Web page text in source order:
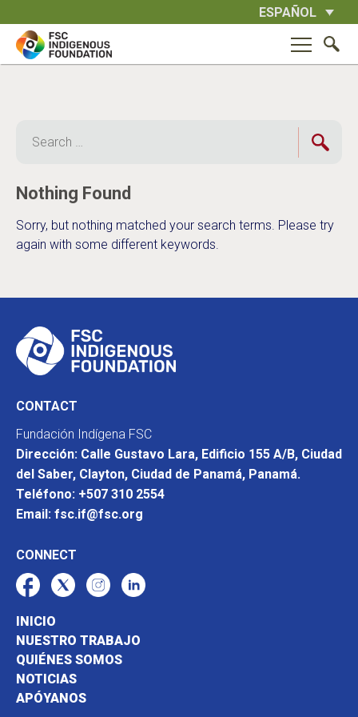
to
content
ESPAÑOL
for:
Nothing Found
Sorry, but nothing matched your search terms. Please try
again with some different keywords.
CONTACT
Fundación Indígena FSC
Dirección: Calle Gustavo Lara, Edificio 155 A/B, Ciudad
del Saber, Clayton, Ciudad de Panamá, Panamá.
Teléfono: +507 310 2554
Email: fsc.if@fsc.org
CONNECT
INICIO
NUESTRO TRABAJO
QUIÉNES SOMOS
NOTICIAS
APÓYANOS